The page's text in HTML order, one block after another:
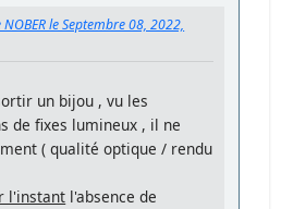
le Septembre 08, 2022,
un bijou , vu les
de fixes lumineux , il ne
( qualité optique / rendu
l'instant l'absence de